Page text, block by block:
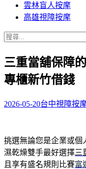
雲林盲人按摩
高雄視障按摩
搜
關
鍵
字:
三重當舖保障
專櫃新竹借錢
2026-05-20台中視障按
挑選無論您是企業或個
濕乾燥雙手最好選擇三
且享有盛名規則比賽富